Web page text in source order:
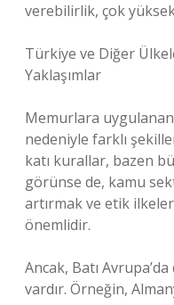
verebilirlik, çok
Türkiye ve Diğer
Yaklaşımlar
Memurlara
nedeniyle farklı
katı kurallar, bazen
görünse de, kamu
artırmak ve etik
önemlidir.
Ancak, Batı
vardır. Örneğin,